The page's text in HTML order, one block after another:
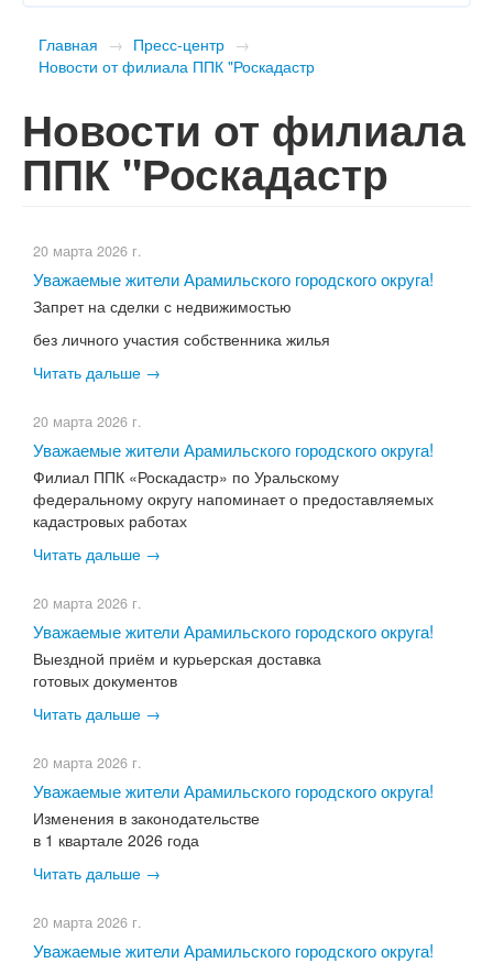
Главная → Пресс-центр →
Новости от филиала ППК "Роскадастр
Новости от филиала
ППК "Роскадастр
20 марта 2026 г.
Уважаемые жители Арамильского городского округа!
Запрет на сделки с недвижимостью
без личного участия собственника жилья
Читать дальше →
20 марта 2026 г.
Уважаемые жители Арамильского городского округа!
Филиал ППК «Роскадастр» по Уральскому
федеральному округу напоминает о предоставляемых
кадастровых работах
Читать дальше →
20 марта 2026 г.
Уважаемые жители Арамильского городского округа!
Выездной приём и курьерская доставка
готовых документов
Читать дальше →
20 марта 2026 г.
Уважаемые жители Арамильского городского округа!
Изменения в законодательстве
в 1 квартале 2026 года
Читать дальше →
20 марта 2026 г.
Уважаемые жители Арамильского городского округа!